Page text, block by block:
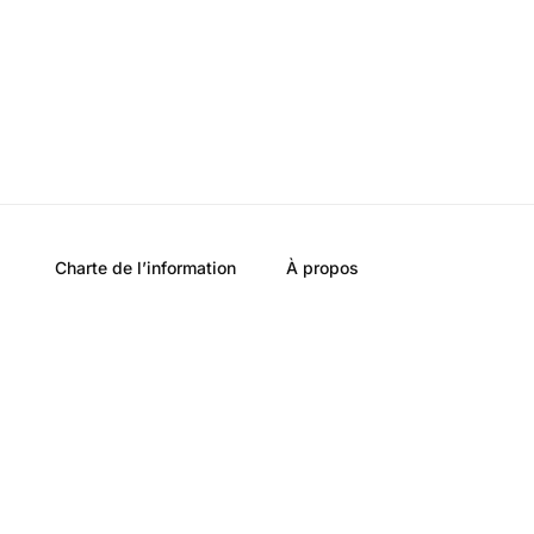
Charte de l’information À propos